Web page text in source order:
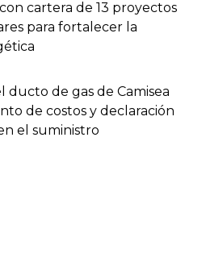
cartera de 13 proyectos
para fortalecer la
ducto de gas de Camisea
de costos y declaración
el suministro